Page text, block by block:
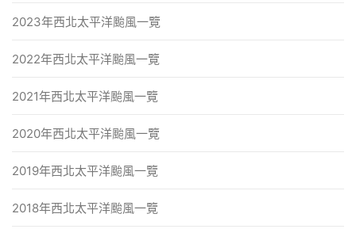
2023年西北太平洋颱風一覽
2022年西北太平洋颱風一覽
2021年西北太平洋颱風一覽
2020年西北太平洋颱風一覽
2019年西北太平洋颱風一覽
2018年西北太平洋颱風一覽